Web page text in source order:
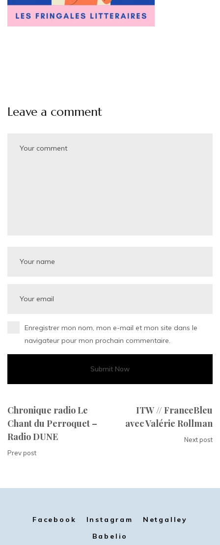
Leave a comment
Enregistrer mon nom, mon e-mail et mon site dans le
navigateur pour mon prochain commentaire.
Chronique radio Le
Chant du Perroquet –
Radio DUNE
Prev post
ITW // FranceBleu
avec Valérie Rollman
Next post
Facebook Instagram
Netgalley
Babelio